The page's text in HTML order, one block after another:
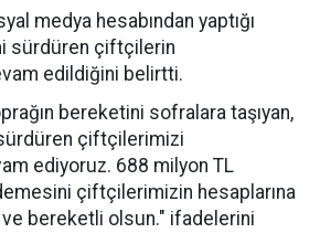
medya hesabından yaptığı
sürdüren çiftçilerin
edildiğini belirtti.
bereketini sofralara taşıyan,
çiftçilerimizi
ediyoruz. 688 milyon TL
çiftçilerimizin hesaplarına
ve bereketli olsun." ifadelerini